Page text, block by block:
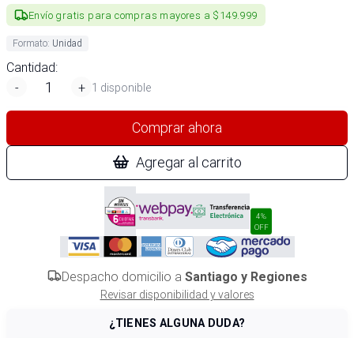
Envío gratis para compras mayores a $149.999
Formato: Unidad
Cantidad:
-
+ 1 disponible
Comprar ahora
Agregar al carrito
4%
OFF
Despacho domicilio a Santiago y Regiones
Revisar disponibilidad y valores
¿TIENES ALGUNA DUDA?